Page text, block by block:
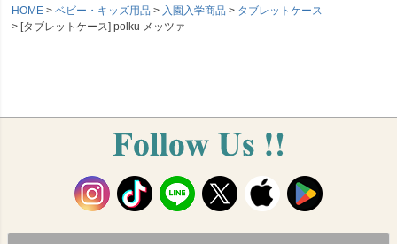
HOME ベビー・キッズ用品 入園入学商品
タブレットケース
[タブレットケース] polku メッツァ